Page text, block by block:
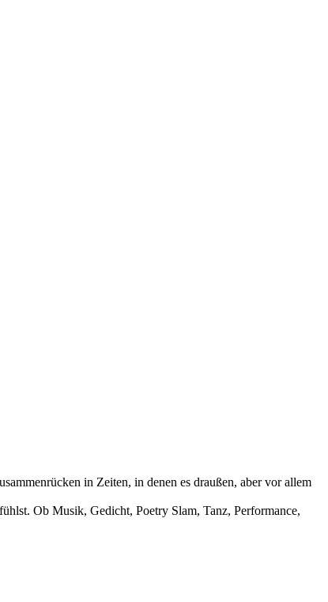
in Zeiten, in denen es draußen, aber vor allem
Ob Musik, Gedicht, Poetry Slam, Tanz, Performance,